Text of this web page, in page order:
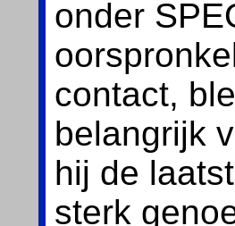
onder
contact,
belangrijk
hij de
sterk